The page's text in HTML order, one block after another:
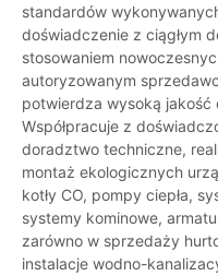
standardów
doświadczenie z ciągłym
stosowaniem
autoryzowanym
potwierdza wysoką jakość
Współpracuje z
doradztwo techniczne,
montaż ekologicznych
kotły CO, pompy ciepła,
systemy kominowe,
zarówno w sprzedaży
instalacje wodno-